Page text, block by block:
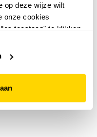
op deze wijze wilt
onze cookies
toestaan" te klikken.